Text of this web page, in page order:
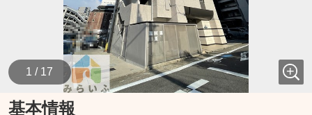
1 / 17
基本情報